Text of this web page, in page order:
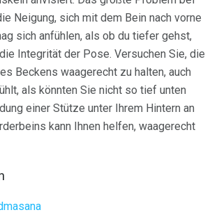
Neigung, sich mit dem Bein nach vorne
sich anfühlen, als ob du tiefer gehst,
Integrität der Pose. Versuchen Sie, die
Beckens waagerecht zu halten, auch
als könnten Sie nicht so tief unten
einer Stütze unter Ihrem Hintern an
kann Ihnen helfen, waagerecht